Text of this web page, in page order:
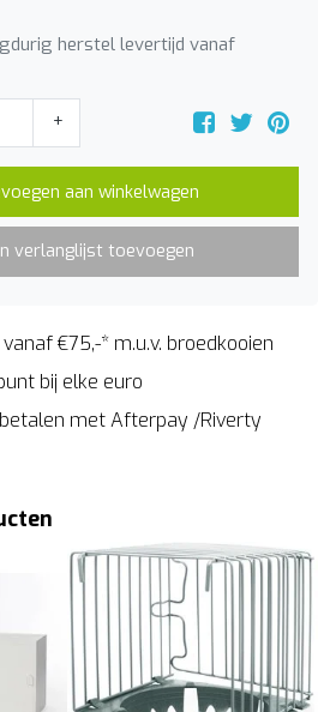
herstel levertijd vanaf
+
aan winkelwagen
verlanglijst toevoegen
€75,-* m.u.v. broedkooien
bij elke euro
met Afterpay /Riverty